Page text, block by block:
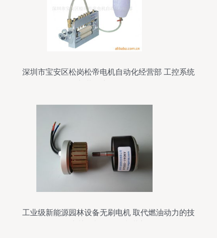
深圳市宝安区松岗松帝电机自动化经营部 工控系统
工业级新能源园林设备无刷电机 取代燃油动力的技